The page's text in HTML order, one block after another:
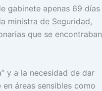
gabinete apenas 69 días
ministra de Seguridad,
que se encontraban
y a la necesidad de dar
áreas sensibles como